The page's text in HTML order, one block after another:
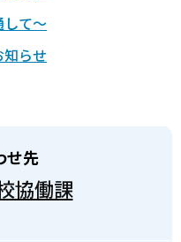
して～
知らせ
せ先
協働課